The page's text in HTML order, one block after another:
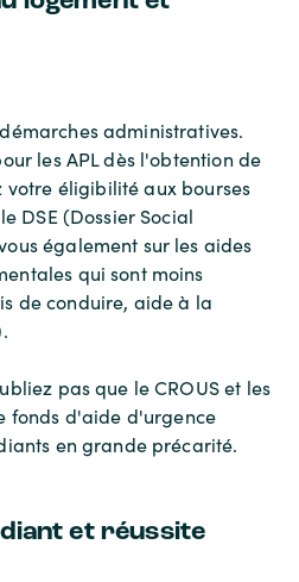
administratives.
les APL dès l'obtention de
votre éligibilité aux bourses
DSE (Dossier Social
également sur les aides
qui sont moins
de conduire, aide à la
pas que le CROUS et les
fonds d'aide d'urgence
en grande précarité.
et réussite